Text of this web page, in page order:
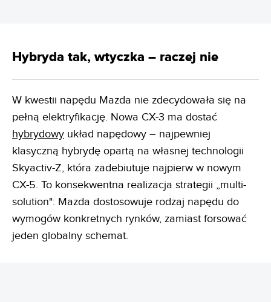
Hybryda tak, wtyczka – raczej nie
W kwestii napędu Mazda nie zdecydowała się na
pełną elektryfikację. Nowa CX-3 ma dostać
hybrydowy układ napędowy – najpewniej
klasyczną hybrydę opartą na własnej technologii
Skyactiv-Z, która zadebiutuje najpierw w nowym
CX-5. To konsekwentna realizacja strategii „multi-
solution": Mazda dostosowuje rodzaj napędu do
wymogów konkretnych rynków, zamiast forsować
jeden globalny schemat.